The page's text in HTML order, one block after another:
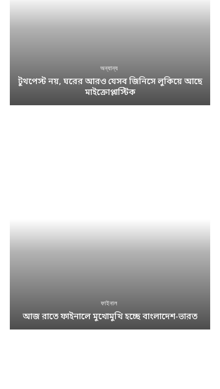
অন্যান্য
টুথপেস্ট নয়, ঘরের আরও যেসব জিনিসে লুকিয়ে আছে
মাইক্রোপ্লাস্টিক
ফাইনাল
আজ রাতে ফাইনালে মুখোমুখি হচ্ছে বাংলাদেশ-ভারত